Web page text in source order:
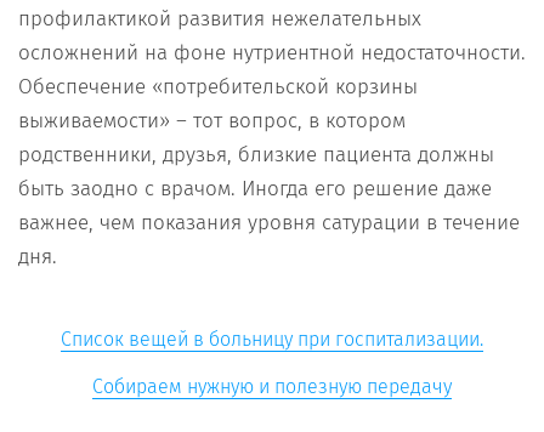
профилактикой развития нежелательных
осложнений на фоне нутриентной недостаточности.
Обеспечение «потребительской корзины
выживаемости» – тот вопрос, в котором
родственники, друзья, близкие пациента должны
быть заодно с врачом. Иногда его решение даже
важнее, чем показания уровня сатурации в течение
дня.
Список вещей в больницу при госпитализации.
Собираем нужную и полезную передачу